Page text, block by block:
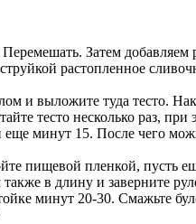
Затем
растопленное
и выложите туда тесто.
тесто несколько раз,
минут 15. После чего
пищевой пленкой, пусть
в длину и заверните
минут 20-30. Смажьте